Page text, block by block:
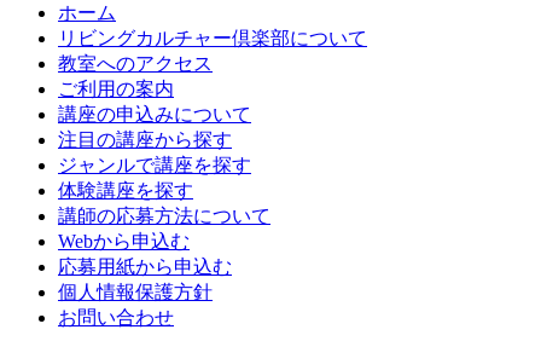
ホーム
リビングカルチャー倶楽部について
教室へのアクセス
ご利用の案内
講座の申込みについて
注目の講座から探す
ジャンルで講座を探す
体験講座を探す
講師の応募方法について
Webから申込む
応募用紙から申込む
個人情報保護方針
お問い合わせ